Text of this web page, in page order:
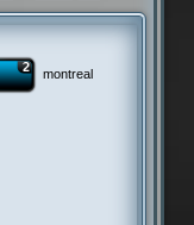
h
montreal